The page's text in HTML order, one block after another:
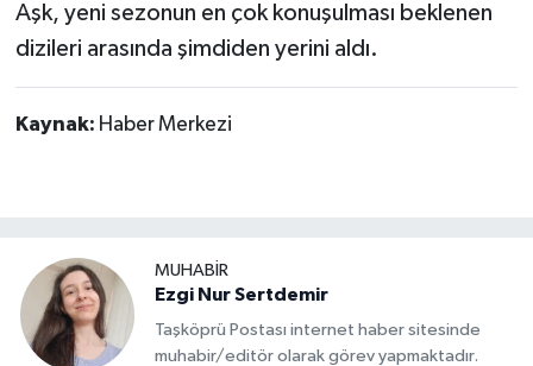
Aşk, yeni sezonun en çok konuşulması beklenen
dizileri arasında şimdiden yerini aldı.
Kaynak: Haber Merkezi
MUHABİR
Ezgi Nur Sertdemir
Taşköprü Postası internet haber sitesinde
muhabir/editör olarak görev yapmaktadır.